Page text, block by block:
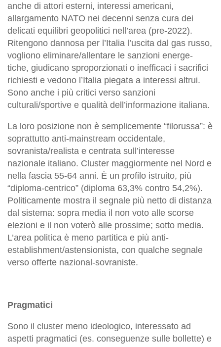
anche di attori esterni, interessi americani,
allargamento NATO nei decenni senza cura dei
delicati equilibri geopolitici nell’area (pre-2022).
Ritengono dannosa per l’Italia l’uscita dal gas russo,
vogliono eliminare/allentare le sanzioni energe-
tiche, giudicano sproporzionati o inefficaci i sacrifici
richiesti e vedono l’Italia piegata a interessi altrui.
Sono anche i più critici verso sanzioni
culturali/sportive e qualità dell’informazione italiana.
La loro posizione non è semplicemente “filorussa”: è
soprattutto anti-mainstream occidentale,
sovranista/realista e centrata sull’interesse
nazionale italiano. Cluster maggiormente nel Nord e
nella fascia 55-64 anni. È un profilo istruito, più
“diploma-centrico” (diploma 63,3% contro 54,2%).
Politicamente mostra il segnale più netto di distanza
dal sistema: sopra media il non voto alle scorse
elezioni e il non voterò alle prossime; sotto media.
L’area politica è meno partitica e più anti-
establishment/astensionista, con qualche segnale
verso offerte nazional-sovraniste.
Pragmatici
Sono il cluster meno ideologico, interessato ad
aspetti pragmatici (es. conseguenze sulle bollette) e